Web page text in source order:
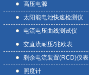
高压电源
太阳能电池快速检测仪
电流电压曲线测试仪
交直流耐压/兆欧表
剩余电流装置(RCD)仪表
照度计